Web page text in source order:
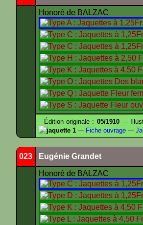
Honoré de BALZAC
Édition originale : 05/1910---
jaquette 1 --- Fiche ouvrage ---
023 Eugénie Grandet
Honoré de BALZAC